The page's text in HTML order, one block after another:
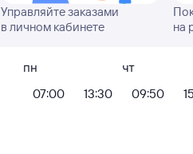
Управляйте заказами
в личном кабинете
на
пн
07:00
13:30
чт
09:50